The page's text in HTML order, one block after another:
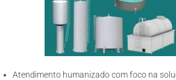
Atendimento humanizado com foco na